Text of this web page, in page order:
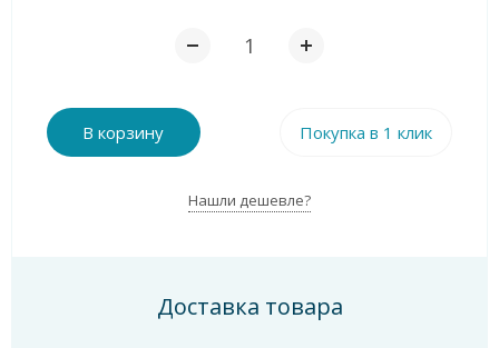
В корзину Покупка в 1 клик
Нашли дешевле?
Доставка товара